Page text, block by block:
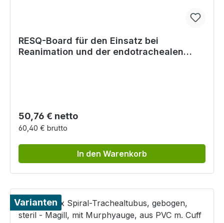
RESQ-Board für den Einsatz bei
Reanimation und der endotrachealen
Regulärer Preis:
50,76 € netto
60,40 € brutto
In den Warenkorb
Varianten